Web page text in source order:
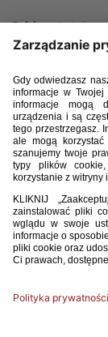
Polska:1.
Walukiewicz, 14.
10. Piotr Zieliński,
Świderski (75' 7.
Szkocja:1. Craig
John Souttar, 5.
11. Ryan Christie),
McTominay (76'
9. Lyndon Dykes